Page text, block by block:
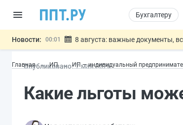
Бухгалтеру
Новости: 00:01 8 августа: важные документы,
07.08 Дистанционную работу
07.08
Важно Разработают единые
Главная ИП ИП — индивидуальный
Опубликовано: 7 мая 2026
Какие льготы